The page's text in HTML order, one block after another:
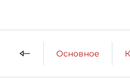
Основное